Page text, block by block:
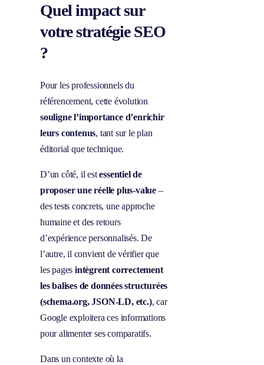
Quel impact sur
votre stratégie SEO
?
Pour les professionnels du
référencement, cette évolution
souligne l’importance d’enrichir
leurs contenus, tant sur le plan
éditorial que technique.
D’un côté, il estessentiel de
proposer une réelle plus-value–
des tests concrets, une approche
humaine et des retours
d’expérience personnalisés. De
l’autre, il convient de vérifier que
les pages intègrent correctement
les balises de données structurées
(schema.org, JSON-LD, etc.), car
Google exploitera ces informations
pour alimenter ses comparatifs.
Dans un contexte où la